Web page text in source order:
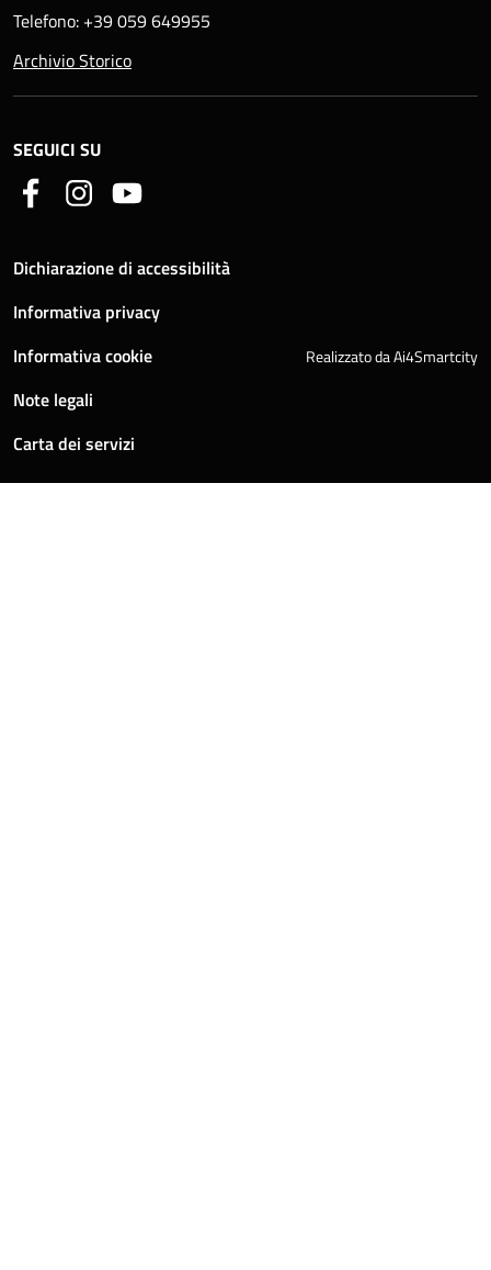
Telefono: +39 059 649955
Archivio Storico
SEGUICI SU
Dichiarazione di accessibilità
Informativa privacy
Informativa cookie
Note legali
Carta dei servizi
Realizzato da Ai4Smartcity